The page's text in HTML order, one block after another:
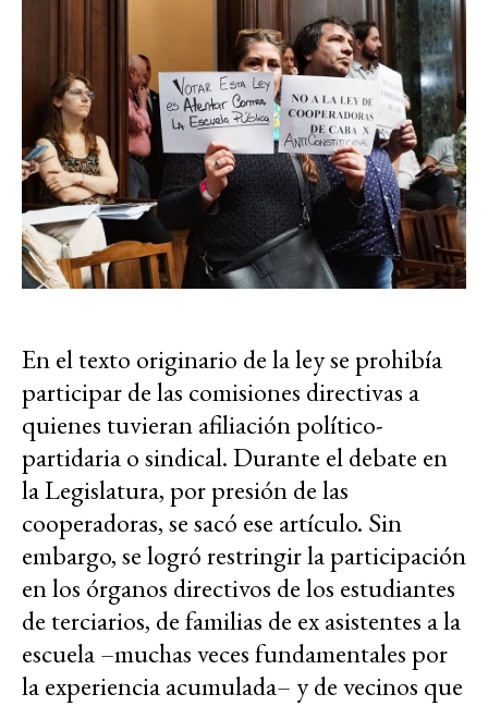
En el texto originario de la ley se prohibía
participar de las comisiones directivas a
quienes tuvieran afiliación político-
partidaria o sindical. Durante el debate en
la Legislatura, por presión de las
cooperadoras, se sacó ese artículo. Sin
embargo, se logró restringir la participación
en los órganos directivos de los estudiantes
de terciarios, de familias de ex asistentes a la
escuela –muchas veces fundamentales por
la experiencia acumulada– y de vecinos que